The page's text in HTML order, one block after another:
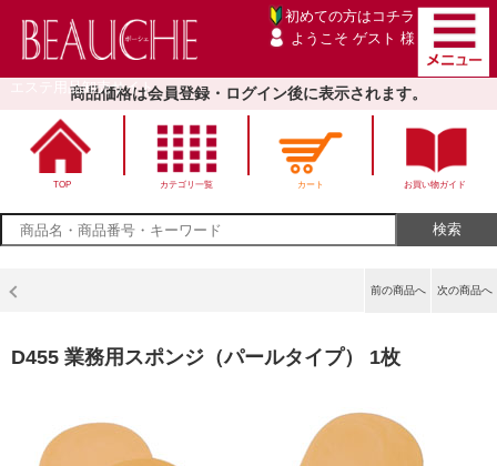
エステ用品卸売サイト
初めての方は コチラ
ようこそ ゲスト 様
商品価格は会員登録・ログイン後に表示されます。
TOP カテゴリ一覧 カート お買い物ガイド
次の商品へ
前の商品へ
D455 業務用スポンジ（パールタイプ） 1枚